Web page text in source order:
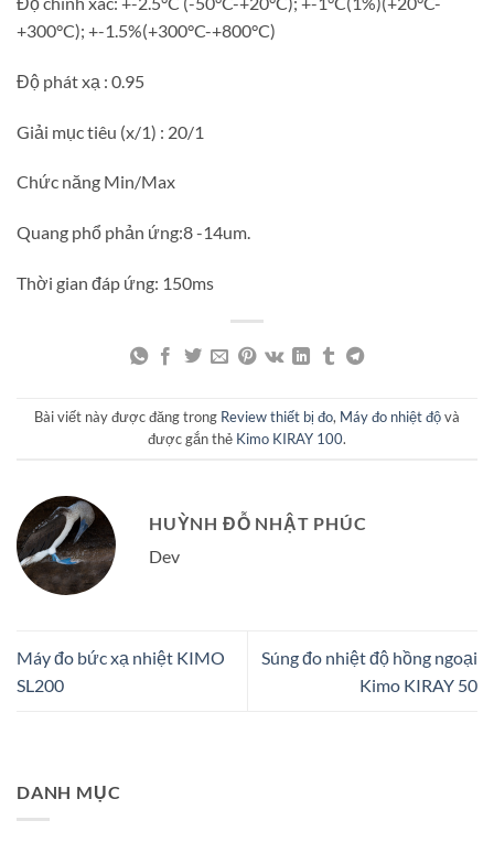
+300°C); +-1.5%(+300°C-+800°C)
Độ phát xạ : 0.95
Giải mục tiêu (x/1) : 20/1
Chức năng Min/Max
Quang phổ phản ứng:8 -14um.
Thời gian đáp ứng: 150ms
Bài viết này được đăng trong Review thiết bị đo, Máy đo nhiệt độvà
được gắn thẻ Kimo KIRAY 100.
HUỲNH ĐỖ NHẬT PHÚC
Dev
Máy đo bức xạ nhiệt KIMO
SL200
Súng đo nhiệt độ hồng ngoại
Kimo KIRAY 50
DANH MỤC